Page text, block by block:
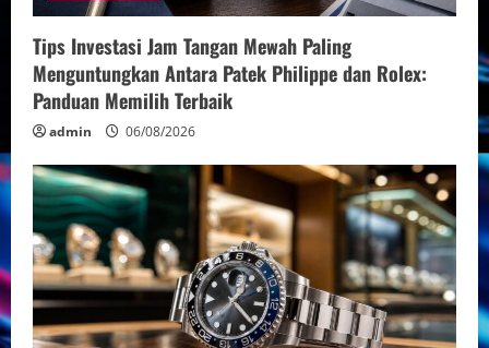
Tips Investasi Jam Tangan Mewah Paling
Menguntungkan Antara Patek Philippe dan Rolex:
Panduan Memilih Terbaik
admin 06/08/2026